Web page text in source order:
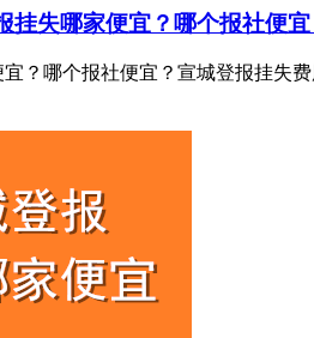
挂失哪家便宜？哪个报社便宜
？哪个报社便宜？宣城登报挂失